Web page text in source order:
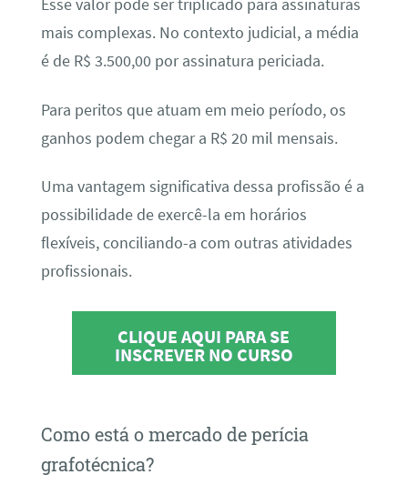
Esse valor pode ser triplicado para assinaturas
mais complexas. No contexto judicial, a média
é de R$ 3.500,00 por assinatura periciada.
Para peritos que atuam em meio período, os
ganhos podem chegar a R$ 20 mil mensais.
Uma vantagem significativa dessa profissão é a
possibilidade de exercê-la em horários
flexíveis, conciliando-a com outras atividades
profissionais.
CLIQUE AQUI PARA SE
INSCREVER NO CURSO
Como está o mercado de perícia
grafotécnica?